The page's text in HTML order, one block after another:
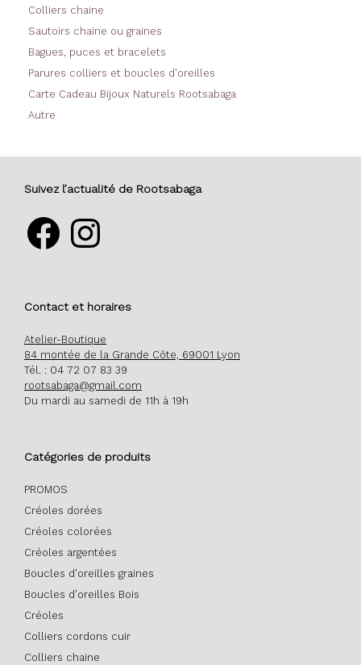
Colliers chaine
Sautoirs chaine ou graines
Bagues, puces et bracelets
Parures colliers et boucles d'oreilles
Carte Cadeau Bijoux Naturels Rootsabaga
Autre
Suivez l’actualité de Rootsabaga
Facebook Instagram
Contact et horaires
Atelier-Boutique
84 montée de la Grande Côte, 69001 Lyon
Tél. : 04 72 07 83 39
rootsabaga@gmail.com
Du mardi au samedi de 11h à 19h
Catégories de produits
PROMOS
Créoles dorées
Créoles colorées
Créoles argentées
Boucles d'oreilles graines
Boucles d'oreilles Bois
Créoles
Colliers cordons cuir
Colliers chaine